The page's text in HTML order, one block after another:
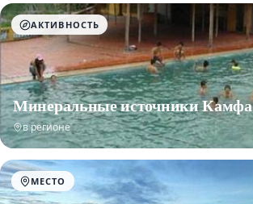
АКТИВНОСТЬ
Минеральные источники Камфа
в регионе
МЕСТО